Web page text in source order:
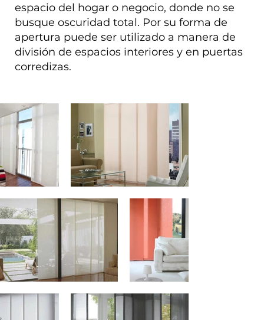
espacio del hogar o negocio, donde no se
busque oscuridad total. Por su forma de
apertura puede ser utilizado a manera de
división de espacios interiores y en puertas
corredizas.